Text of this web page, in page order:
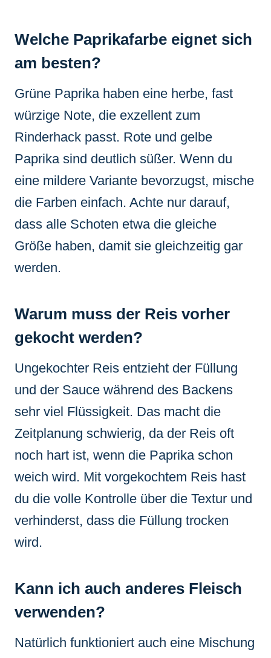
Welche Paprikafarbe eignet sich
am besten?
Grüne Paprika haben eine herbe, fast
würzige Note, die exzellent zum
Rinderhack passt. Rote und gelbe
Paprika sind deutlich süßer. Wenn du
eine mildere Variante bevorzugst, mische
die Farben einfach. Achte nur darauf,
dass alle Schoten etwa die gleiche
Größe haben, damit sie gleichzeitig gar
werden.
Warum muss der Reis vorher
gekocht werden?
Ungekochter Reis entzieht der Füllung
und der Sauce während des Backens
sehr viel Flüssigkeit. Das macht die
Zeitplanung schwierig, da der Reis oft
noch hart ist, wenn die Paprika schon
weich wird. Mit vorgekochtem Reis hast
du die volle Kontrolle über die Textur und
verhinderst, dass die Füllung trocken
wird.
Kann ich auch anderes Fleisch
verwenden?
Natürlich funktioniert auch eine Mischung